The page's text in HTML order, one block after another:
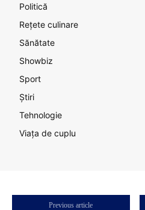
Politică
Rețete culinare
Sănătate
Showbiz
Sport
Știri
Tehnologie
Viața de cuplu
Previous article